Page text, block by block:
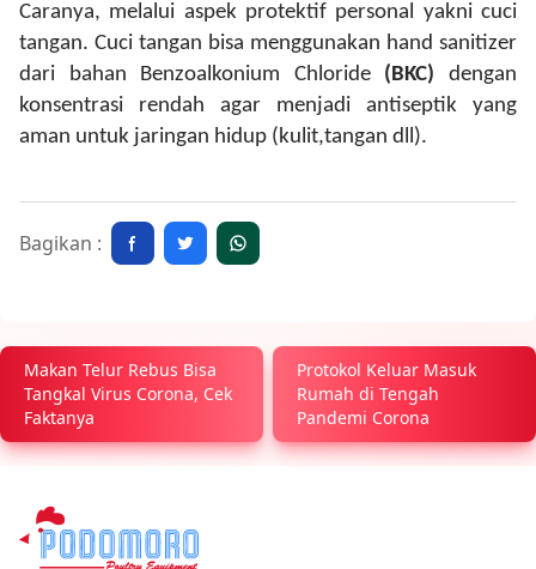
Caranya, melalui aspek protektif personal yakni cuci
tangan. Cuci tangan bisa menggunakan hand sanitizer
dari bahan Benzoalkonium Chloride (BKC)dengan
konsentrasi rendah agar menjadi antiseptik yang
aman untuk jaringan hidup (kulit,tangan dll).
Bagikan :
Makan Telur Rebus Bisa
Tangkal Virus Corona, Cek
Faktanya
Protokol Keluar Masuk
Rumah di Tengah
Pandemi Corona